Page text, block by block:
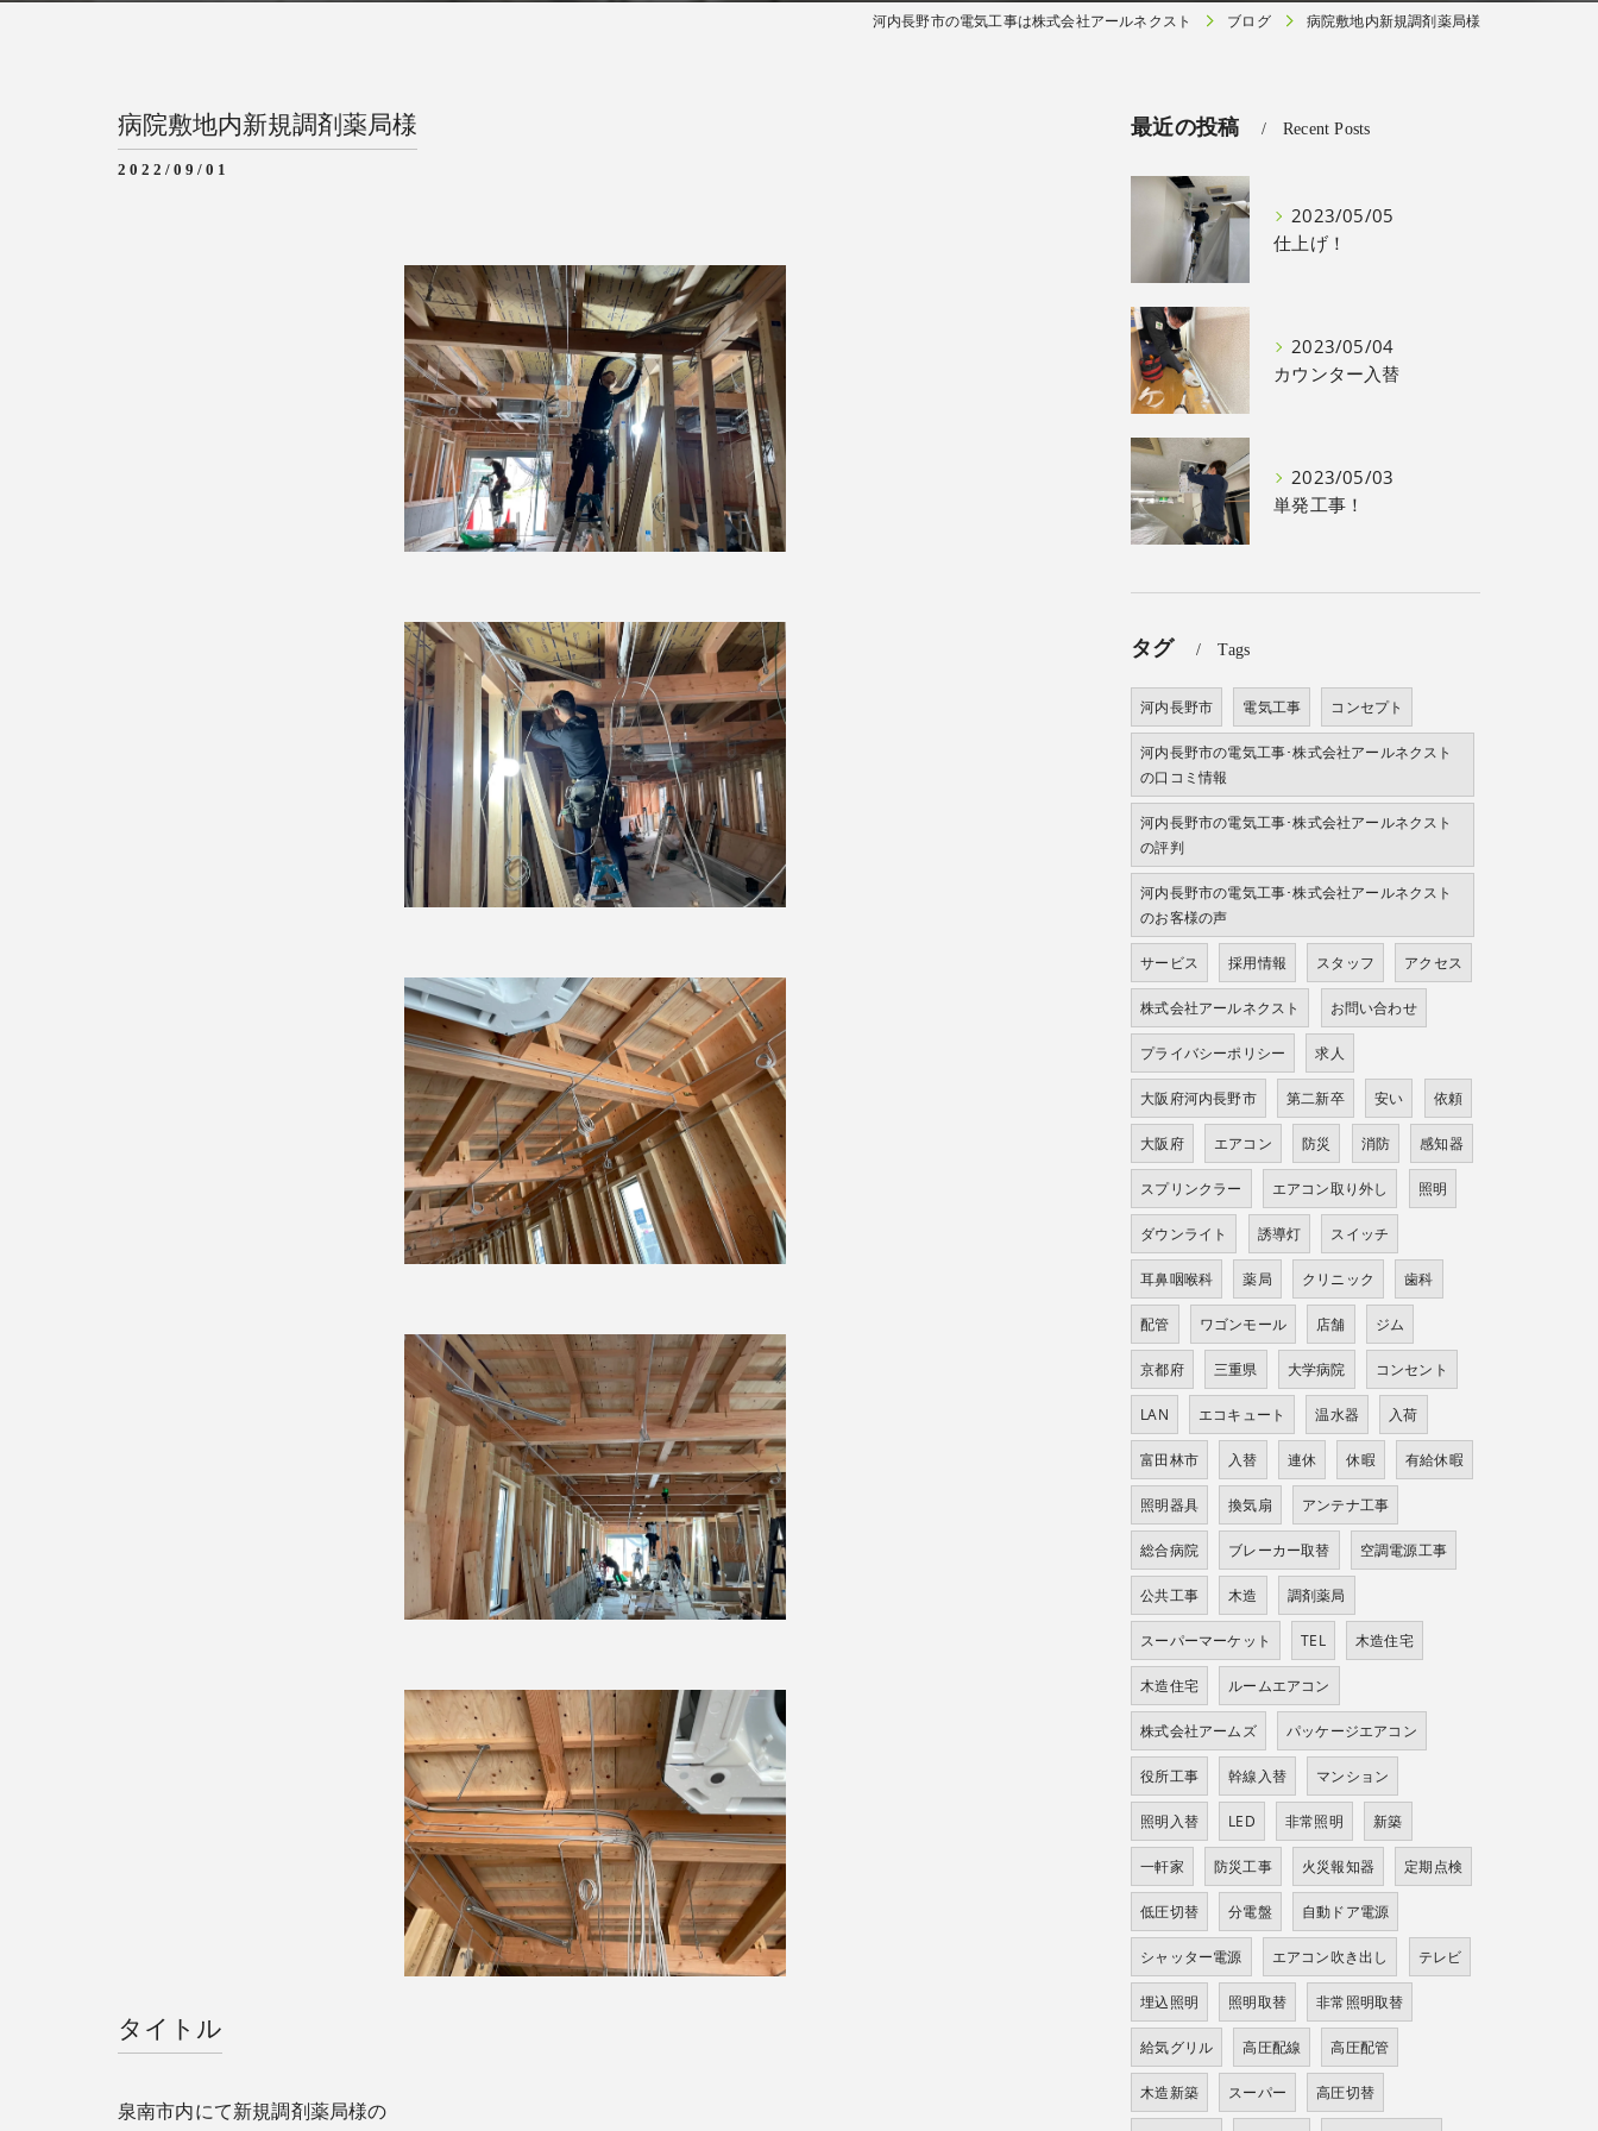
河内長野市の電気工事は株式会社アールネクスト ブログ 病院敷地内新規調剤薬局様
病院敷地内新規調剤薬局様
2022/09/01
タイトル
泉南市内にて新規調剤薬局様の
最近の投稿 Recent Posts
2023/05/05
仕上げ！
2023/05/04
カウンター入替
2023/05/03
単発工事！
タグ Tags
河内長野市 電気工事 コンセプト
河内長野市の電気工事･株式会社アールネクスト
の口コミ情報
河内長野市の電気工事･株式会社アールネクスト
の評判
河内長野市の電気工事･株式会社アールネクスト
のお客様の声
サービス 採用情報 スタッフ アクセス
株式会社アールネクスト お問い合わせ
プライバシーポリシー 求人
大阪府河内長野市 第二新卒 安い 依頼
大阪府 エアコン 防災 消防 感知器
スプリンクラー エアコン取り外し 照明
ダウンライト 誘導灯 スイッチ
耳鼻咽喉科 薬局 クリニック 歯科
配管 ワゴンモール 店舗 ジム
京都府 三重県 大学病院 コンセント
LAN エコキュート 温水器 入荷
富田林市 入替 連休 休暇 有給休暇
照明器具 換気扇 アンテナ工事
総合病院 ブレーカー取替 空調電源工事
公共工事 木造 調剤薬局
スーパーマーケット TEL 木造住宅
木造住宅 ルームエアコン
株式会社アームズ パッケージエアコン
役所工事 幹線入替 マンション
照明入替 LED 非常照明 新築
一軒家 防災工事 火災報知器 定期点検
低圧切替 分電盤 自動ドア電源
シャッター電源 エアコン吹き出し テレビ
埋込照明 照明取替 非常照明取替
給気グリル 高圧配線 高圧配管
木造新築 スーパー 高圧切替